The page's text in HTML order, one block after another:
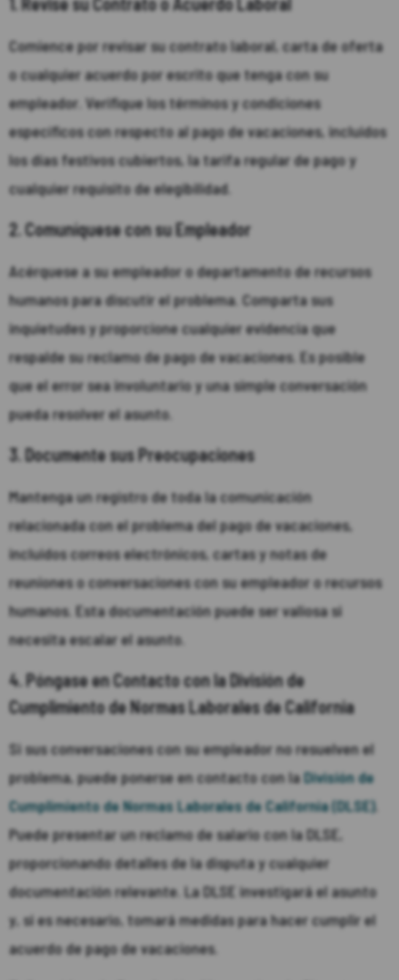
Comience por revisar su contrato laboral, carta de oferta
o cualquier acuerdo por escrito que tenga con su
empleador. Verifique los términos y condiciones
específicos con respecto al pago de vacaciones, incluidos
los días festivos cubiertos, la tarifa regular de pago y
cualquier requisito de elegibilidad.
2. Comuníquese con su Empleador
Acérquese a su empleador o departamento de recursos
humanos para discutir el problema. Comparta sus
inquietudes y proporcione cualquier evidencia que
respalde su reclamo de pago de vacaciones. Es posible
que el error sea involuntario y una simple conversación
pueda resolver el asunto.
3. Documente sus Preocupaciones
Mantenga un registro de toda la comunicación
relacionada con el problema del pago de vacaciones,
incluidos correos electrónicos, cartas y notas de
reuniones o conversaciones con su empleador o recursos
humanos. Esta documentación puede ser valiosa si
necesita escalar el asunto.
4. Póngase en Contacto con la División de
Cumplimiento de Normas Laborales de California
Si sus conversaciones con su empleador no resuelven el
problema, puede ponerse en contacto con laDivisión de
Cumplimiento de Normas Laborales de California (DLSE).
Puede presentar un reclamo de salario con la DLSE,
proporcionando detalles de la disputa y cualquier
documentación relevante. La DLSE investigará el asunto
y, si es necesario, tomará medidas para hacer cumplir el
acuerdo de pago de vacaciones.